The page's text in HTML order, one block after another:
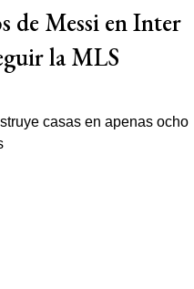
de Messi en Inter
la MLS